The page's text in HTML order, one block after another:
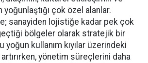
yoğunlaştığı çok özel alanlar.
sanayiden lojistiğe kadar pek çok
bölgeler olarak stratejik bir
yoğun kullanım kıyılar üzerindeki
yönetim süreçlerini daha